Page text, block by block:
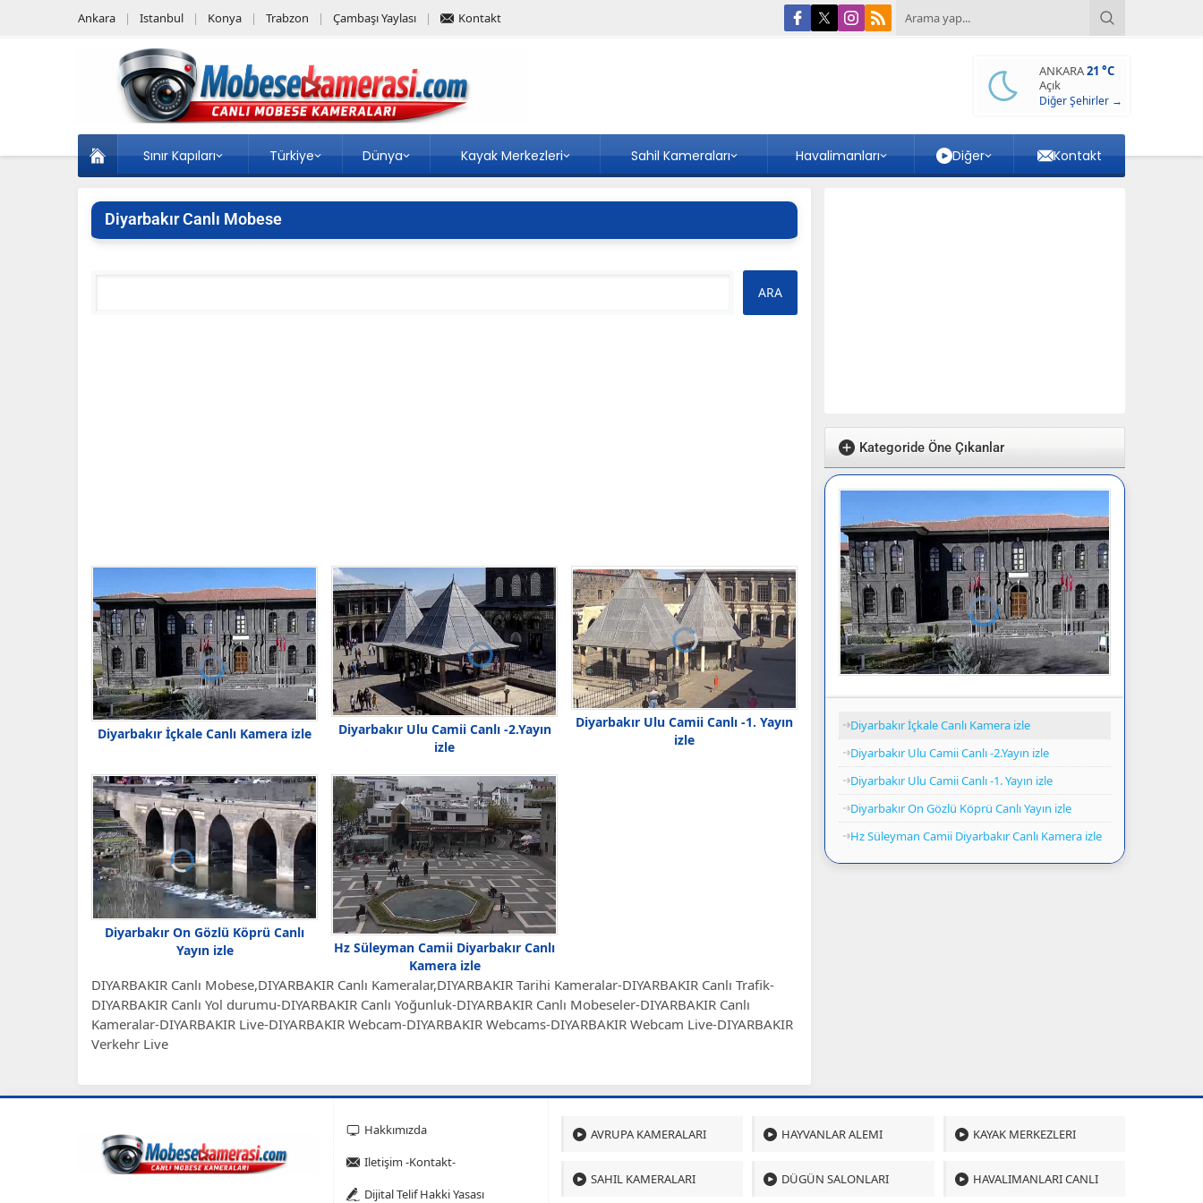
Ankara Istanbul Konya Trabzon Çambaşı Yaylası Kontakt
ANKARA21 °C
Açık
Diğer Şehirler →
Sınır Kapıları Türkiye Dünya Kayak Merkezleri Sahil Kameraları Havalimanları Diğer Kontakt
Diyarbakır Canlı Mobese
Diyarbakır İçkale Canlı Kamera izle
Diyarbakır Ulu Camii Canlı -2.Yayın
izle
Diyarbakır Ulu Camii Canlı -1. Yayın
izle
Diyarbakır On Gözlü Köprü Canlı
Yayın izle
Hz Süleyman Camii Diyarbakır Canlı
Kamera izle
DIYARBAKIR Canlı Mobese,DIYARBAKIR Canlı Kameralar,DIYARBAKIR Tarihi Kameralar-DIYARBAKIR Canlı Trafik-
DIYARBAKIR Canlı Yol durumu-DIYARBAKIR Canlı Yoğunluk-DIYARBAKIR Canlı Mobeseler-DIYARBAKIR Canlı
Kameralar-DIYARBAKIR Live-DIYARBAKIR Webcam-DIYARBAKIR Webcams-DIYARBAKIR Webcam Live-DIYARBAKIR
Verkehr Live
Kategoride Öne Çıkanlar
Diyarbakır İçkale Canlı Kamera izle
Diyarbakır Ulu Camii Canlı -2.Yayın izle
Diyarbakır Ulu Camii Canlı -1. Yayın izle
Diyarbakır On Gözlü Köprü Canlı Yayın izle
Hz Süleyman Camii Diyarbakır Canlı Kamera izle
Hakkımızda
Iletişim -Kontakt-
Dijital Telif Hakki Yasası
AVRUPA KAMERALARI HAYVANLAR ALEMI KAYAK MERKEZLERI
SAHIL KAMERALARI DÜGÜN SALONLARI HAVALIMANLARI CANLI